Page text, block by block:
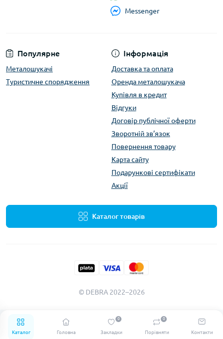
Каталог Головна Закладки
0
Порівняти
0
Контакти
Популярне
Металошукачі
Туристичне спорядження
Інформація
Доставка та оплата
Оренда металошукача
Купівля в кредит
Відгуки
Договір публічної оферти
Зворотній зв’язок
Повернення товару
Карта сайту
Подарункові сертифікати
Акції
Каталог товарів
Messenger
© DEBRA 2022–2026